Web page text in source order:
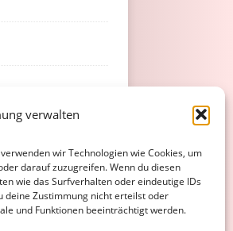
verwalten
wir Technologien wie Cookies, um
darauf zuzugreifen. Wenn du diesen
wie das Surfverhalten oder eindeutige IDs
deine Zustimmung nicht erteilst oder
und Funktionen beeinträchtigt werden.